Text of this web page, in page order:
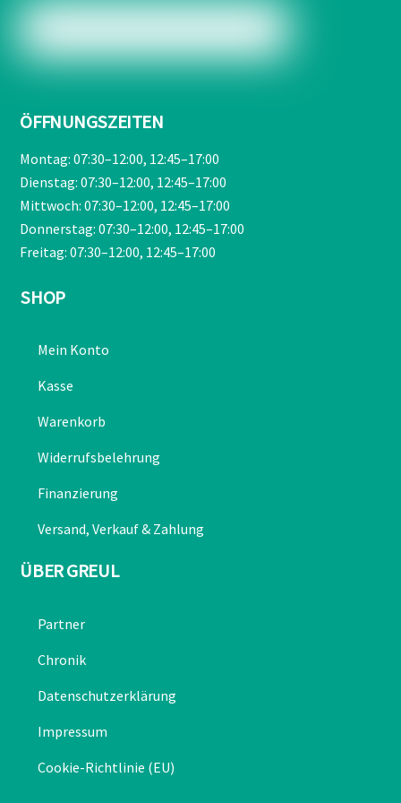
ÖFFNUNGSZEITEN
Montag: 07:30–12:00, 12:45–17:00
Dienstag: 07:30–12:00, 12:45–17:00
Mittwoch: 07:30–12:00, 12:45–17:00
Donnerstag: 07:30–12:00, 12:45–17:00
Freitag: 07:30–12:00, 12:45–17:00
SHOP
Mein Konto
Kasse
Warenkorb
Widerrufsbelehrung
Finanzierung
Versand, Verkauf & Zahlung
ÜBER GREUL
Partner
Chronik
Datenschutzerklärung
Impressum
Cookie-Richtlinie (EU)